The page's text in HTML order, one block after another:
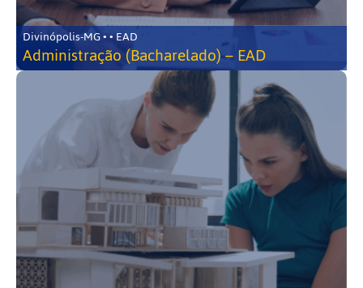
Divinópolis-MG • • EAD
Administração (Bacharelado) – EAD